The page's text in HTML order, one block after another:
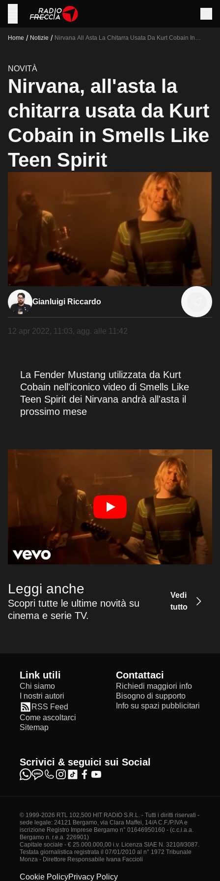
Home / Notizie / Nirvana All Asta La Chitarra Usata Da Kurt Cobain In
NOVITÀ
Nirvana, all'asta la
chitarra usata da Kurt
Cobain in Smells Like
Teen Spirit
Gianluigi Riccardo
12 apr 2022, 11:03, agg. alle 11:42
La Fender Mustang utilizzata da Kurt
Cobain nell'iconico video di Smells Like
Teen Spirit dei Nirvana andrà all'asta il
prossimo mese
Leggi anche
Scopri tutte le ultime novità su
cinema e serie TV.
Vedi
tutto
Link utili
Chi siamo
I nostri autori
RSS Feed
Come ascoltarci
Sitemap
Contattaci
Richiedi maggiori info
Bisogno di supporto
Info su spazi pubblicitari
Scrivici & seguici sui Social
© 1999-2026 RTL 102,500 HIT RADIO S.R.L. - Tutti i diritti riservati -
sede legale: 24121 Bergamo, via Clara Maffei, 14/A C.F./P.IVA e
iscrizione Registro Imprese Bergamo n° 01646950160 - (c.c.i.a.a.
Bergamo n. r.e.a. 226901)
Capitale sociale - € 25.000.000,00 i.v. Licenza SIAE N. 3210/I/3087.
Testata giornalistica registrata il 07/01/2010 al n° 1972 Tribunale
Monza - Direttore Responsabile Ivana Faccioli
Cookie PolicyPrivacy Policy